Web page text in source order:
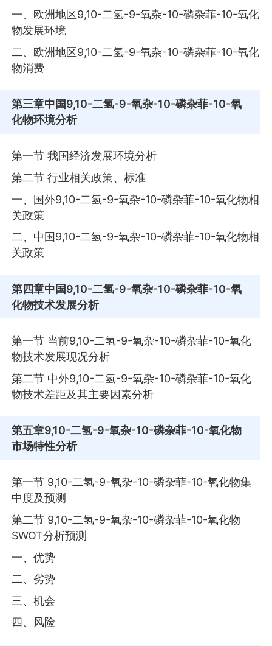
一、欧洲地区9,10-二氢-9-氧杂-10-磷杂菲-10-氧化
物发展环境
二、欧洲地区9,10-二氢-9-氧杂-10-磷杂菲-10-氧化
物消费
第三章中国9,10-二氢-9-氧杂-10-磷杂菲-10-氧
化物环境分析
第一节 我国经济发展环境分析
第二节 行业相关政策、标准
一、国外9,10-二氢-9-氧杂-10-磷杂菲-10-氧化物相
关政策
二、中国9,10-二氢-9-氧杂-10-磷杂菲-10-氧化物相
关政策
第四章中国9,10-二氢-9-氧杂-10-磷杂菲-10-氧
化物技术发展分析
第一节 当前9,10-二氢-9-氧杂-10-磷杂菲-10-氧化
物技术发展现况分析
第二节 中外9,10-二氢-9-氧杂-10-磷杂菲-10-氧化
物技术差距及其主要因素分析
第五章9,10-二氢-9-氧杂-10-磷杂菲-10-氧化物
市场特性分析
第一节 9,10-二氢-9-氧杂-10-磷杂菲-10-氧化物集
中度及预测
第二节 9,10-二氢-9-氧杂-10-磷杂菲-10-氧化物
SWOT分析预测
一、优势
二、劣势
三、机会
四、风险